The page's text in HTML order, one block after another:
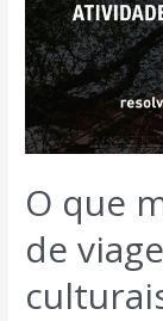
O que
de